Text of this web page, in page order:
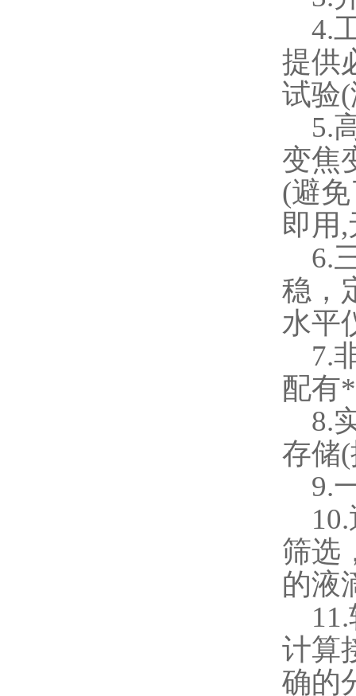
4.
提供
试验(
5.
变焦
(避
即用,
6.
稳，
水平
7.
配有
8.
存储(
9.
10.
筛选
的液
11.
计算
确的